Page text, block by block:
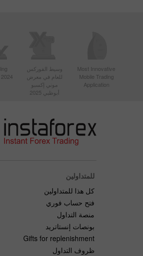
Most Innovative
Mobile Trading
Application
وسيط الفوركس
للعام في معرض
موني إكسبو
أبوظبي 2025
للمتداولين
كل هذا للمتداولين
فتح حساب فوري
منصة التداول
بونصات إنستاتريد
Gifts for replenishment
ظروف التداول